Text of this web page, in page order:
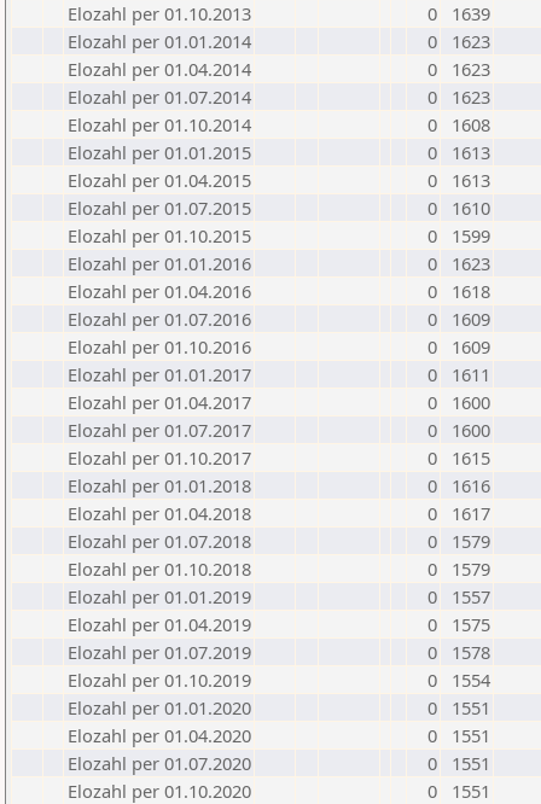
Elozahl per 01.10.2013
0
1639
Elozahl per 01.01.2014
0
1623
Elozahl per 01.04.2014
0
1623
Elozahl per 01.07.2014
0
1623
Elozahl per 01.10.2014
0
1608
Elozahl per 01.01.2015
0
1613
Elozahl per 01.04.2015
0
1613
Elozahl per 01.07.2015
0
1610
Elozahl per 01.10.2015
0
1599
Elozahl per 01.01.2016
0
1623
Elozahl per 01.04.2016
0
1618
Elozahl per 01.07.2016
0
1609
Elozahl per 01.10.2016
0
1609
Elozahl per 01.01.2017
0
1611
Elozahl per 01.04.2017
0
1600
Elozahl per 01.07.2017
0
1600
Elozahl per 01.10.2017
0
1615
Elozahl per 01.01.2018
0
1616
Elozahl per 01.04.2018
0
1617
Elozahl per 01.07.2018
0
1579
Elozahl per 01.10.2018
0
1579
Elozahl per 01.01.2019
0
1557
Elozahl per 01.04.2019
0
1575
Elozahl per 01.07.2019
0
1578
Elozahl per 01.10.2019
0
1554
Elozahl per 01.01.2020
0
1551
Elozahl per 01.04.2020
0
1551
Elozahl per 01.07.2020
0
1551
Elozahl per 01.10.2020
0
1551